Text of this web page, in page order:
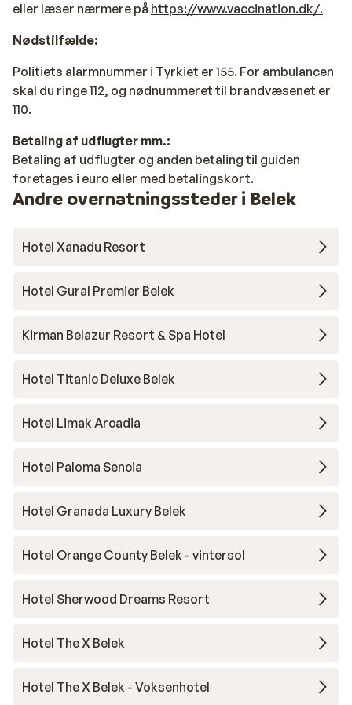
eller læser nærmere på https://www.vaccination.dk/.
Nødstilfælde:
Politiets alarmnummer i Tyrkiet er 155. For ambulancen
skal du ringe 112, og nødnummeret til brandvæsenet er
110.
Betaling af udflugter mm.:
Betaling af udflugter og anden betaling til guiden
foretages i euro eller med betalingskort.
Andre overnatningssteder i Belek
Hotel Xanadu Resort
Hotel Gural Premier Belek
Kirman Belazur Resort & Spa Hotel
Hotel Titanic Deluxe Belek
Hotel Limak Arcadia
Hotel Paloma Sencia
Hotel Granada Luxury Belek
Hotel Orange County Belek - vintersol
Hotel Sherwood Dreams Resort
Hotel The X Belek
Hotel The X Belek - Voksenhotel